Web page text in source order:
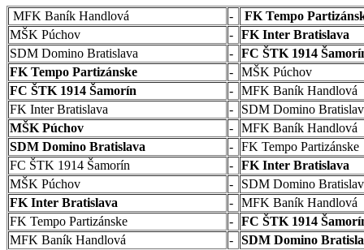
MFK Baník Handlová -
FK Tempo
MŠK Púchov
- FK Inter Bratislava
SDM Domino Bratislava
- FC ŠTK 1914
FK Tempo Partizánske
- MŠK Púchov
FC ŠTK 1914 Šamorín
- MFK Baník Handlová
FK Inter Bratislava
-
SDM Domino
MŠK Púchov
- MFK Baník Handlová
SDM Domino Bratislava
- FK Tempo Partizánske
FC ŠTK 1914 Šamorín
- FK Inter Bratislava
MŠK Púchov
-
SDM Domino
FK Inter Bratislava
- MFK Baník Handlová
FK Tempo Partizánske
- FC ŠTK 1914
MFK Baník Handlová
- SDM Domino